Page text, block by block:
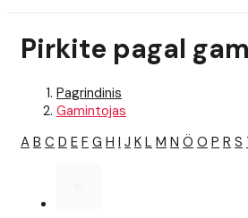
Pirkite pagal
Pagrindinis
Gamintojas
A B C D E F G H I J K L M N Ö O P R S